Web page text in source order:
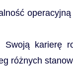
karierę
różnych